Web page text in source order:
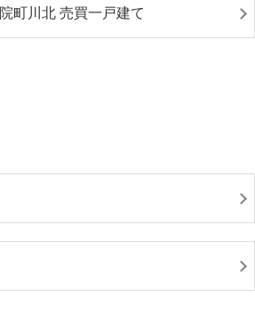
町川北 売買一戸建て